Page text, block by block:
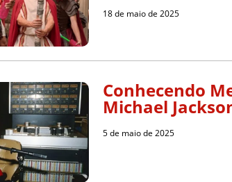
18 de maio de 2025
Conhecendo
Michael
5 de maio de 2025